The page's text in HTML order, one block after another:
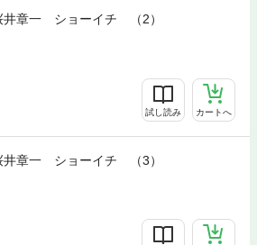
井章一 ショーイチ （2）
試し読み カートへ
井章一 ショーイチ （3）